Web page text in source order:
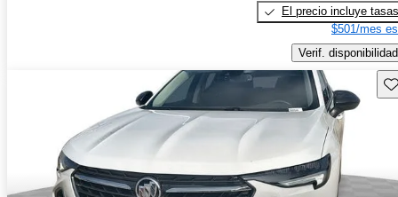
El precio incluye tasas
$501/mes
Verif. disponibilidad